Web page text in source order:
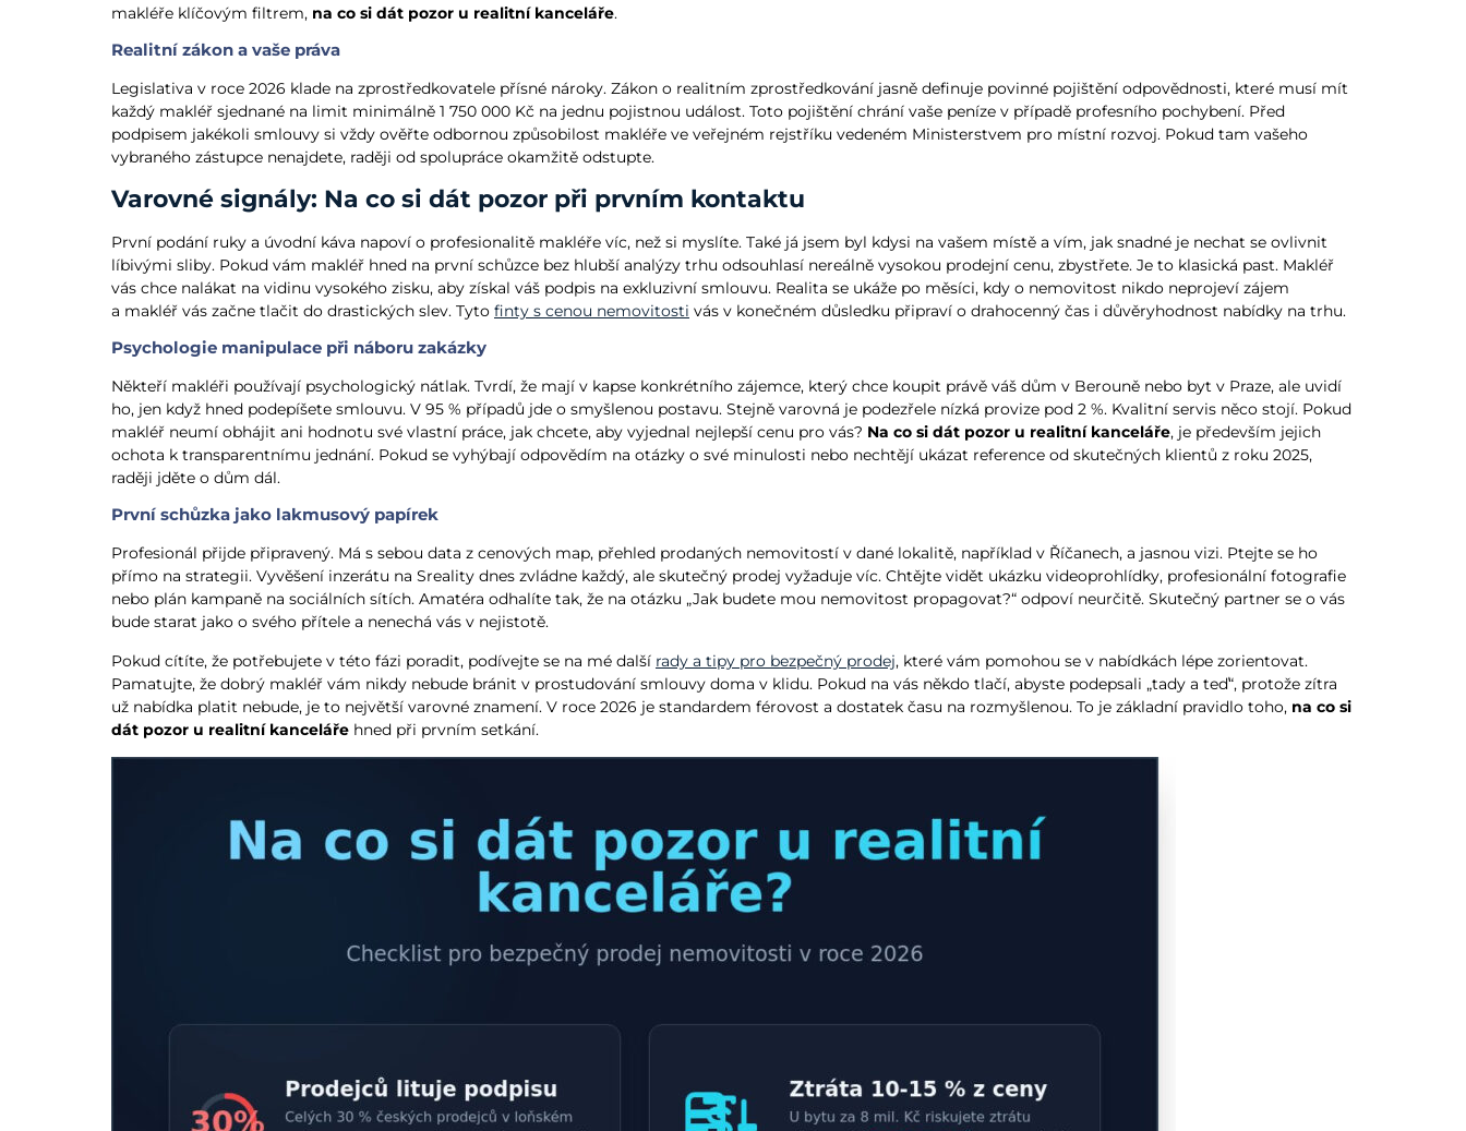
makléře klíčovým filtrem, na co si dát pozor u realitní kanceláře.
Realitní zákon a vaše práva
Legislativa v roce 2026 klade na zprostředkovatele přísné nároky. Zákon o realitním zprostředkování jasně definuje povinné pojištění odpovědnosti, které musí mít
každý makléř sjednané na limit minimálně 1 750 000 Kč na jednu pojistnou událost. Toto pojištění chrání vaše peníze v případě profesního pochybení. Před
podpisem jakékoli smlouvy si vždy ověřte odbornou způsobilost makléře ve veřejném rejstříku vedeném Ministerstvem pro místní rozvoj. Pokud tam vašeho
vybraného zástupce nenajdete, raději od spolupráce okamžitě odstupte.
Varovné signály: Na co si dát pozor při prvním kontaktu
První podání ruky a úvodní káva napoví o profesionalitě makléře víc, než si myslíte. Také já jsem byl kdysi na vašem místě a vím, jak snadné je nechat se ovlivnit
líbivými sliby. Pokud vám makléř hned na první schůzce bez hlubší analýzy trhu odsouhlasí nereálně vysokou prodejní cenu, zbystřete. Je to klasická past. Makléř
vás chce nalákat na vidinu vysokého zisku, aby získal váš podpis na exkluzivní smlouvu. Realita se ukáže po měsíci, kdy o nemovitost nikdo neprojeví zájem
a makléř vás začne tlačit do drastických slev. Tyto finty s cenou nemovitosti vás v konečném důsledku připraví o drahocenný čas i důvěryhodnost nabídky na trhu.
Psychologie manipulace při náboru zakázky
Někteří makléři používají psychologický nátlak. Tvrdí, že mají v kapse konkrétního zájemce, který chce koupit právě váš dům v Berouně nebo byt v Praze, ale uvidí
ho, jen když hned podepíšete smlouvu. V 95 % případů jde o smyšlenou postavu. Stejně varovná je podezřele nízká provize pod 2 %. Kvalitní servis něco stojí. Pokud
makléř neumí obhájit ani hodnotu své vlastní práce, jak chcete, aby vyjednal nejlepší cenu pro vás? Na co si dát pozor u realitní kanceláře, je především jejich
ochota k transparentnímu jednání. Pokud se vyhýbají odpovědím na otázky o své minulosti nebo nechtějí ukázat reference od skutečných klientů z roku 2025,
raději jděte o dům dál.
První schůzka jako lakmusový papírek
Profesionál přijde připravený. Má s sebou data z cenových map, přehled prodaných nemovitostí v dané lokalitě, například v Říčanech, a jasnou vizi. Ptejte se ho
přímo na strategii. Vyvěšení inzerátu na Sreality dnes zvládne každý, ale skutečný prodej vyžaduje víc. Chtějte vidět ukázku videoprohlídky, profesionální fotografie
nebo plán kampaně na sociálních sítích. Amatéra odhalíte tak, že na otázku „Jak budete mou nemovitost propagovat?“ odpoví neurčitě. Skutečný partner se o vás
bude starat jako o svého přítele a nenechá vás v nejistotě.
Pokud cítíte, že potřebujete v této fázi poradit, podívejte se na mé další rady a tipy pro bezpečný prodej, které vám pomohou se v nabídkách lépe zorientovat.
Pamatujte, že dobrý makléř vám nikdy nebude bránit v prostudování smlouvy doma v klidu. Pokud na vás někdo tlačí, abyste podepsali „tady a teď“, protože zítra
už nabídka platit nebude, je to největší varovné znamení. V roce 2026 je standardem férovost a dostatek času na rozmyšlenou. To je základní pravidlo toho, na co si
dát pozor u realitní kanceláře hned při prvním setkání.